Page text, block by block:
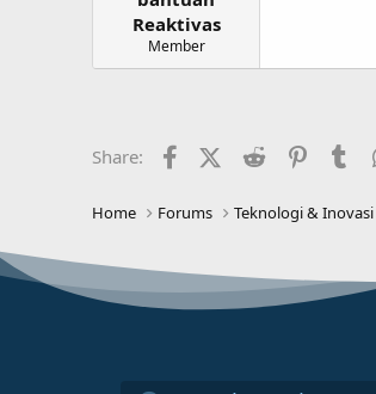
Reaktivas
Member
Share: FacebookX (Twitter)
Reddit
Home Forums Teknologi & Inovasi